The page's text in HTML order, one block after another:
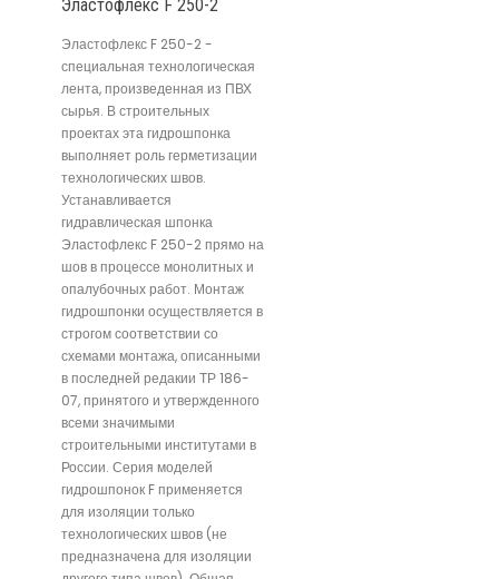
Эластофлекс F 250-2
Эластофлекс F 250-2 -
специальная технологическая
лента, произведенная из ПВХ
сырья. В строительных
проектах эта гидрошпонка
выполняет роль герметизации
технологических швов.
Устанавливается
гидравлическая шпонка
Эластофлекс F 250-2 прямо на
шов в процессе монолитных и
опалубочных работ. Монтаж
гидрошпонки осуществляется в
строгом соответствии со
схемами монтажа, описанными
в последней редакии ТР 186-
07, принятого и утвержденного
всеми значимыми
строительными институтами в
России. Серия моделей
гидрошпонок F применяется
для изоляции только
технологических швов (не
предназначена для изоляции